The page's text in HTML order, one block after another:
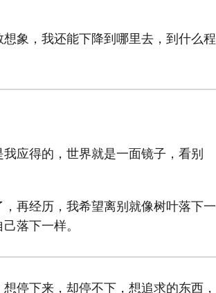
象，我还能下降到哪里去，到什么程
应得的，世界就是一面镜子，看别
再经历，我希望离别就像树叶落下一
落下一样。
停下来，却停不下，想追求的东西，